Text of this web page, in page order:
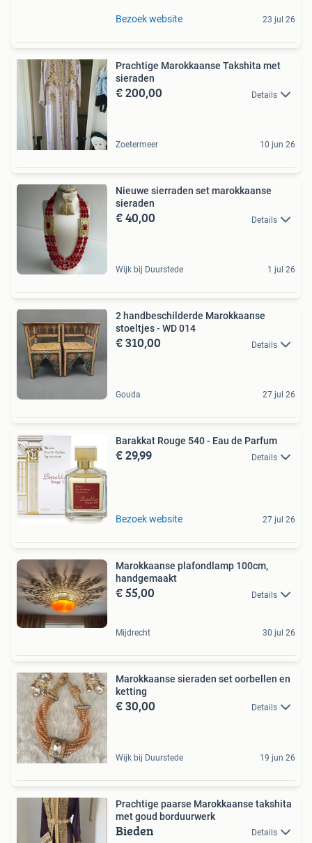
Bezoek website 23 jul 26
Prachtige Marokkaanse Takshita met
sieraden
€ 200,00 Details
Zoetermeer 10 jun 26
Nieuwe sierraden set marokkaanse
sieraden
€ 40,00 Details
Wijk bij Duurstede 1 jul 26
2 handbeschilderde Marokkaanse
stoeltjes - WD 014
€ 310,00 Details
Gouda 27 jul 26
Barakkat Rouge 540 - Eau de Parfum
€ 29,99 Details
Bezoek website 27 jul 26
Marokkaanse plafondlamp 100cm,
handgemaakt
€ 55,00 Details
Mijdrecht 30 jul 26
Marokkaanse sieraden set oorbellen en
ketting
€ 30,00 Details
Wijk bij Duurstede 19 jun 26
Prachtige paarse Marokkaanse takshita
met goud borduurwerk
Bieden Details